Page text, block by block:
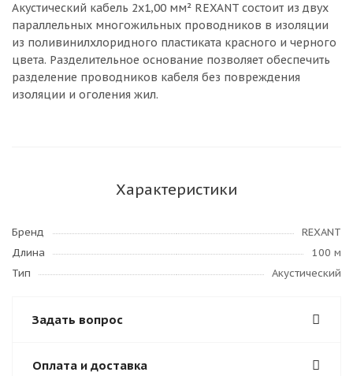
Акустический кабель 2х1,00 мм² REXANT состоит из двух
параллельных многожильных проводников в изоляции
из поливинилхлоридного пластиката красного и черного
цвета. Разделительное основание позволяет обеспечить
разделение проводников кабеля без повреждения
изоляции и оголения жил.
Характеристики
Бренд
REXANT
Длина
100 м
Тип
Акустический
Задать вопрос
Оплата и доставка